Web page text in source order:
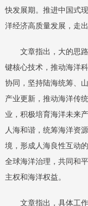
快发展期。推进中国式
洋经济高质量发展，走
文章指出，大的思路
键核心技术，推动海洋
协同，坚持陆海统筹、
产业更新，推动海洋传
业，积极培育海洋未来
人海和谐，统筹海洋资
境，形成人海良性互动
全球海洋治理，共同和
主权和海洋权益。
文章指出，具体工作